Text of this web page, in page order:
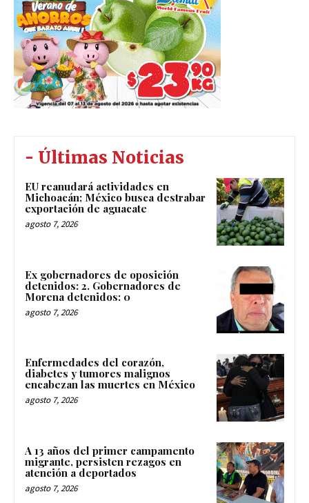
- Últimas Noticias
EU reanudará actividades en
Michoacán; México busca destrabar
exportación de aguacate
agosto 7, 2026
Ex gobernadores de oposición
detenidos: 2. Gobernadores de
Morena detenidos: 0
agosto 7, 2026
Enfermedades del corazón,
diabetes y tumores malignos
encabezan las muertes en México
agosto 7, 2026
A 13 años del primer campamento
migrante, persisten rezagos en
atención a deportados
agosto 7, 2026